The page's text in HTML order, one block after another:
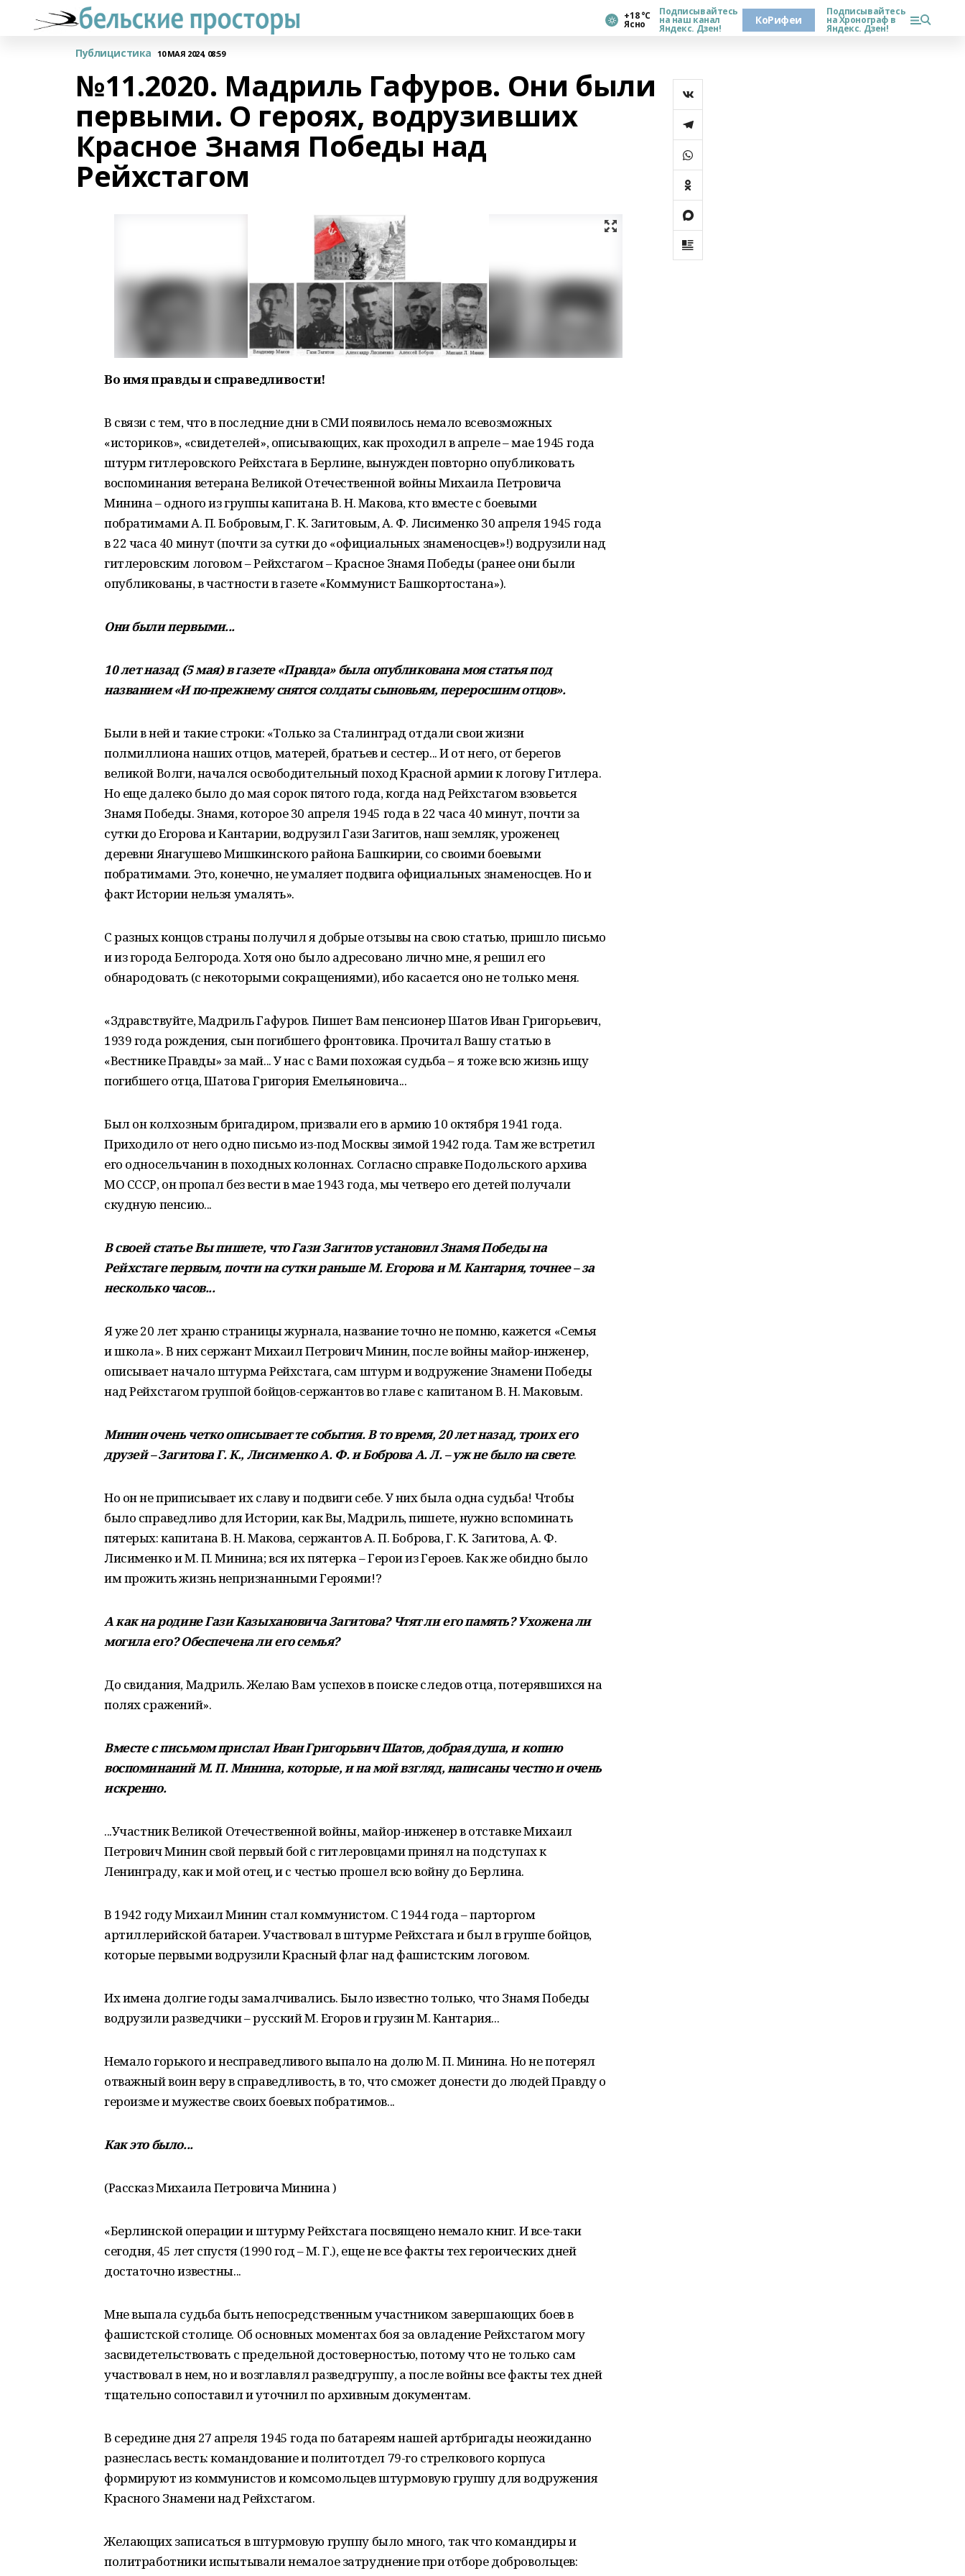
+18 °С
Ясно
Подписывайтесь
на наш канал
Яндекс. Дзен!
КоРифеи
Подписывайтесь
на Хронограф в
Яндекс. Дзен!
Публицистика 10 МАЯ 2024, 08:59
№11.2020. Мадриль Гафуров. Они были
первыми. О героях, водрузивших
Красное Знамя Победы над
Рейхстагом
Во имя правды и справедливости!
В связи с тем, что в последние дни в СМИ появилось немало всевозможных
«историков», «свидетелей», описывающих, как проходил в апреле – мае 1945 года
штурм гитлеровского Рейхстага в Берлине, вынужден повторно опубликовать
воспоминания ветерана Великой Отечественной войны Михаила Петровича
Минина – одного из группы капитана В. Н. Макова, кто вместе с боевыми
побратимами А. П. Бобровым, Г. К. Загитовым, А. Ф. Лисименко 30 апреля 1945 года
в 22 часа 40 минут (почти за сутки до «официальных знаменосцев»!) водрузили над
гитлеровским логовом – Рейхстагом – Красное Знамя Победы (ранее они были
опубликованы, в частности в газете «Коммунист Башкортостана»).
Они были первыми...
10 лет назад (5 мая) в газете «Правда» была опубликована моя статья под
названием «И по-прежнему снятся солдаты сыновьям, переросшим отцов».
Были в ней и такие строки: «Только за Сталинград отдали свои жизни
полмиллиона наших отцов, матерей, братьев и сестер... И от него, от берегов
великой Волги, начался освободительный поход Красной армии к логову Гитлера.
Но еще далеко было до мая сорок пятого года, когда над Рейхстагом взовьется
Знамя Победы. Знамя, которое 30 апреля 1945 года в 22 часа 40 минут, почти за
сутки до Егорова и Кантарии, водрузил Гази Загитов, наш земляк, уроженец
деревни Янагушево Мишкинского района Башкирии, со своими боевыми
побратимами. Это, конечно, не умаляет подвига официальных знаменосцев. Но и
факт Истории нельзя умалять».
С разных концов страны получил я добрые отзывы на свою статью, пришло письмо
и из города Белгорода. Хотя оно было адресовано лично мне, я решил его
обнародовать (с некоторыми сокращениями), ибо касается оно не только меня.
«Здравствуйте, Мадриль Гафуров. Пишет Вам пенсионер Шатов Иван Григорьевич,
1939 года рождения, сын погибшего фронтовика. Прочитал Вашу статью в
«Вестнике Правды» за май... У нас с Вами похожая судьба – я тоже всю жизнь ищу
погибшего отца, Шатова Григория Емельяновича...
Был он колхозным бригадиром, призвали его в армию 10 октября 1941 года.
Приходило от него одно письмо из-под Москвы зимой 1942 года. Там же встретил
его односельчанин в походных колоннах. Согласно справке Подольского архива
МО СССР, он пропал без вести в мае 1943 года, мы четверо его детей получали
скудную пенсию...
В своей статье Вы пишете, что Гази Загитов установил Знамя Победы на
Рейхстаге первым, почти на сутки раньше М. Егорова и М. Кантария, точнее – за
несколько часов...
Я уже 20 лет храню страницы журнала, название точно не помню, кажется «Семья
и школа». В них сержант Михаил Петрович Минин, после войны майор-инженер,
описывает начало штурма Рейхстага, сам штурм и водружение Знамени Победы
над Рейхстагом группой бойцов-сержантов во главе с капитаном В. Н. Маковым.
Минин очень четко описывает те события. В то время, 20 лет назад, троих его
друзей – Загитова Г. К., Лисименко А. Ф. и Боброва А. Л. – уж не было на свете.
Но он не приписывает их славу и подвиги себе. У них была одна судьба! Чтобы
было справедливо для Истории, как Вы, Мадриль, пишете, нужно вспоминать
пятерых: капитана В. Н. Макова, сержантов А. П. Боброва, Г. К. Загитова, А. Ф.
Лисименко и М. П. Минина; вся их пятерка – Герои из Героев. Как же обидно было
им прожить жизнь непризнанными Героями!?
А как на родине Гази Казыхановича Загитова? Чтят ли его память? Ухожена ли
могила его? Обеспечена ли его семья?
До свидания, Мадриль. Желаю Вам успехов в поиске следов отца, потерявшихся на
полях сражений».
Вместе с письмом прислал Иван Григорьвич Шатов, добрая душа, и копию
воспоминаний М. П. Минина, которые, и на мой взгляд, написаны честно и очень
искренно.
...Участник Великой Отечественной войны, майор-инженер в отставке Михаил
Петрович Минин свой первый бой с гитлеровцами принял на подступах к
Ленинграду, как и мой отец, и с честью прошел всю войну до Берлина.
В 1942 году Михаил Минин стал коммунистом. С 1944 года – парторгом
артиллерийской батареи. Участвовал в штурме Рейхстага и был в группе бойцов,
которые первыми водрузили Красный флаг над фашистским логовом.
Их имена долгие годы замалчивались. Было известно только, что Знамя Победы
водрузили разведчики – русский М. Егоров и грузин М. Кантария...
Немало горького и несправедливого выпало на долю М. П. Минина. Но не потерял
отважный воин веру в справедливость, в то, что сможет донести до людей Правду о
героизме и мужестве своих боевых побратимов...
Как это было...
(Рассказ Михаила Петровича Минина )
«Берлинской операции и штурму Рейхстага посвящено немало книг. И все-таки
сегодня, 45 лет спустя (1990 год – М. Г.), еще не все факты тех героических дней
достаточно известны...
Мне выпала судьба быть непосредственным участником завершающих боев в
фашистской столице. Об основных моментах боя за овладение Рейхстагом могу
засвидетельствовать с предельной достоверностью, потому что не только сам
участвовал в нем, но и возглавлял разведгруппу, а после войны все факты тех дней
тщательно сопоставил и уточнил по архивным документам.
В середине дня 27 апреля 1945 года по батареям нашей артбригады неожиданно
разнеслась весть: командование и политотдел 79-го стрелкового корпуса
формируют из коммунистов и комсомольцев штурмовую группу для водружения
Красного Знамени над Рейхстагом.
Желающих записаться в штурмовую группу было много, так что командиры и
политработники испытывали немалое затруднение при отборе добровольцев: